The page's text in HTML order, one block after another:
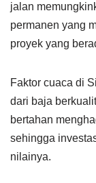
jalan
permanen yang
proyek yang
Faktor cuaca di
dari baja
bertahan
sehingga
nilainya.